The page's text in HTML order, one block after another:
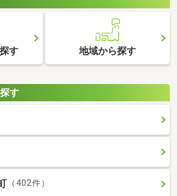
す 地域から探す
す
（402件）